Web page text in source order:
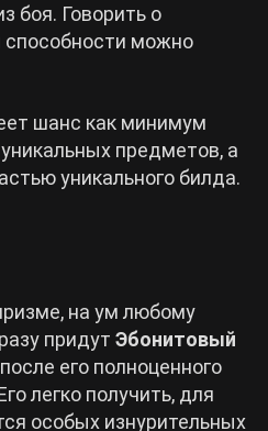
боя. Говорить о
можно
шанс как минимум
предметов, а
уникального билда.
на ум любому
придут Эбонитовый
его полноценного
легко получить, для
особых изнурительных